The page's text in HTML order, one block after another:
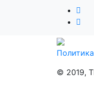
© 2019,